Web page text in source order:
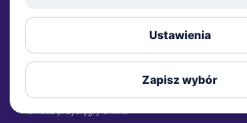
WhatsApp
Tłumacz przysięgły online
Ustawienia
Zapisz wybór